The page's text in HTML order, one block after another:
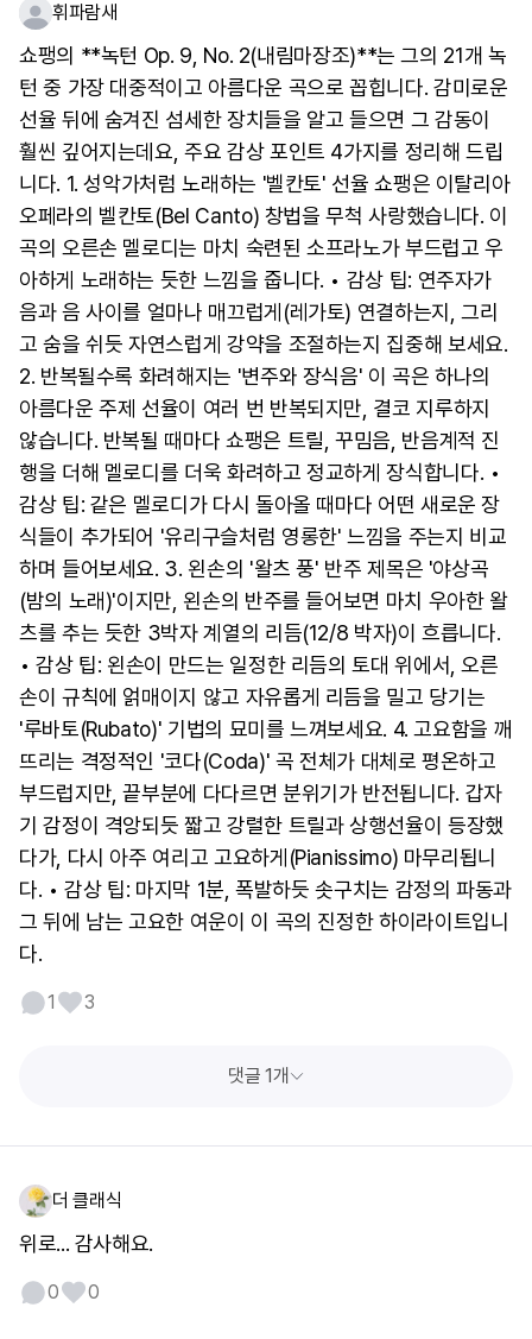
휘파람새
쇼팽의 **녹턴 Op. 9, No. 2(내림마장조)**는 그의 21개 녹
턴 중 가장 대중적이고 아름다운 곡으로 꼽힙니다. 감미로운
선율 뒤에 숨겨진 섬세한 장치들을 알고 들으면 그 감동이
훨씬 깊어지는데요, 주요 감상 포인트 4가지를 정리해 드립
니다. 1. 성악가처럼 노래하는 '벨칸토' 선율 쇼팽은 이탈리아
오페라의 벨칸토(Bel Canto) 창법을 무척 사랑했습니다. 이
곡의 오른손 멜로디는 마치 숙련된 소프라노가 부드럽고 우
아하게 노래하는 듯한 느낌을 줍니다. • 감상 팁: 연주자가
음과 음 사이를 얼마나 매끄럽게(레가토) 연결하는지, 그리
고 숨을 쉬듯 자연스럽게 강약을 조절하는지 집중해 보세요.
2. 반복될수록 화려해지는 '변주와 장식음' 이 곡은 하나의
아름다운 주제 선율이 여러 번 반복되지만, 결코 지루하지
않습니다. 반복될 때마다 쇼팽은 트릴, 꾸밈음, 반음계적 진
행을 더해 멜로디를 더욱 화려하고 정교하게 장식합니다. •
감상 팁: 같은 멜로디가 다시 돌아올 때마다 어떤 새로운 장
식들이 추가되어 '유리구슬처럼 영롱한' 느낌을 주는지 비교
하며 들어보세요. 3. 왼손의 '왈츠 풍' 반주 제목은 '야상곡
(밤의 노래)'이지만, 왼손의 반주를 들어보면 마치 우아한 왈
츠를 추는 듯한 3박자 계열의 리듬(12/8 박자)이 흐릅니다.
• 감상 팁: 왼손이 만드는 일정한 리듬의 토대 위에서, 오른
손이 규칙에 얽매이지 않고 자유롭게 리듬을 밀고 당기는
'루바토(Rubato)' 기법의 묘미를 느껴보세요. 4. 고요함을 깨
뜨리는 격정적인 '코다(Coda)' 곡 전체가 대체로 평온하고
부드럽지만, 끝부분에 다다르면 분위기가 반전됩니다. 갑자
기 감정이 격앙되듯 짧고 강렬한 트릴과 상행선율이 등장했
다가, 다시 아주 여리고 고요하게(Pianissimo) 마무리됩니
다. • 감상 팁: 마지막 1분, 폭발하듯 솟구치는 감정의 파동과
그 뒤에 남는 고요한 여운이 이 곡의 진정한 하이라이트입니
다.
1 3
댓글 1개
더 클래식
위로... 감사해요.
0 0